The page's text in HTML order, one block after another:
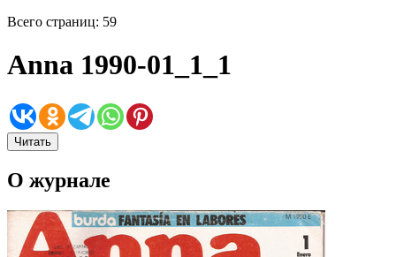
Всего страниц: 59
Anna 1990-01_1_1
Читать
О журнале